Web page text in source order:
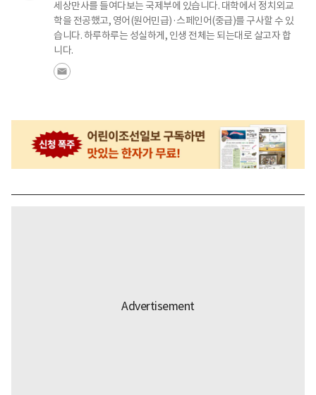
세상만사를 들여다보는 국제부에 있습니다. 대학에서 정치외교
학을 전공했고, 영어(원어민급)·스페인어(중급)를 구사할 수 있
습니다. 하루하루는 성실하게, 인생 전체는 되는대로 살고자 합
니다.